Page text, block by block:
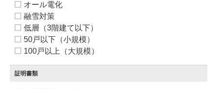
オール電化
融雪対策
低層（3階建て以下）
50戸以下（小規模）
100戸以上（大規模）
証明書類